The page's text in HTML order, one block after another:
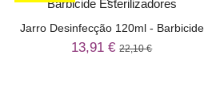
Jarro Desinfecção 120ml - Barbicide
13,91 €22,10 €